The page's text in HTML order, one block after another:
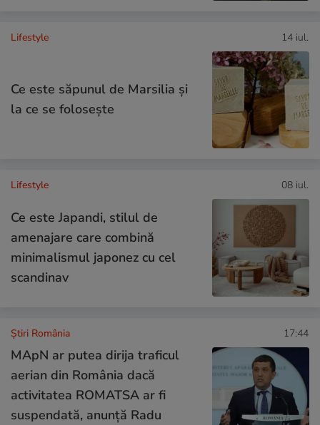
Lifestyle 14 iul.
Ce este săpunul de Marsilia și
la ce se folosește
Lifestyle 08 iul.
Ce este Japandi, stilul de
amenajare care combină
minimalismul japonez cu cel
scandinav
Știri România 17:44
MApN ar putea dirija traficul
aerian din România dacă
activitatea ROMATSA ar fi
suspendată, anunță Radu